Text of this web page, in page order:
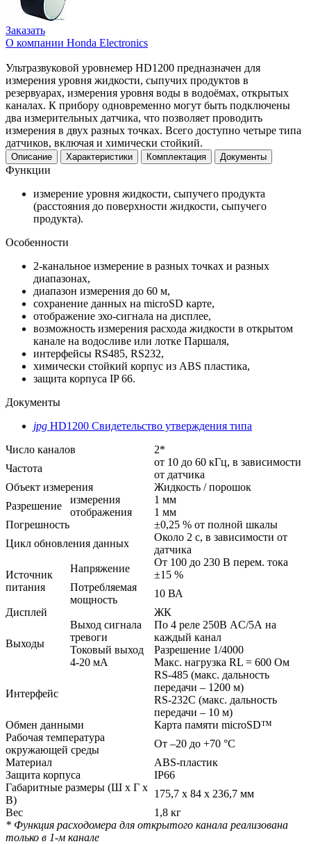
Заказать
О компании Honda Electronics
Ультразвуковой уровнемер HD1200 предназначен для
измерения уровня жидкости, сыпучих продуктов в
резервуарах, измерения уровня воды в водоёмах, открытых
каналах. К прибору одновременно могут быть подключены
два измерительных датчика, что позволяет проводить
измерения в двух разных точках. Всего доступно четыре типа
датчиков, включая и химически стойкий.
Описание Характеристики Комплектация Документы
Функции
измерение уровня жидкости, сыпучего продукта
(расстояния до поверхности жидкости, сыпучего
продукта).
Особенности
2-канальное измерение в разных точках и разных
диапазонах,
диапазон измерения до 60 м,
сохранение данных на microSD карте,
отображение эхо-сигнала на дисплее,
возможность измерения расхода жидкости в открытом
канале на водосливе или лотке Паршаля,
интерфейсы RS485, RS232,
химически стойкий корпус из ABS пластика,
защита корпуса IP 66.
Документы
jpg HD1200 Свидетельство утверждения типа
Число каналов
2*
Частота
от 10 до 60 кГц, в зависимости
от датчика
Объект измерения
Жидкость / порошок
Разрешение
измерения
1 мм
отображения
1 мм
Погрешность
±0,25 % от полной шкалы
Цикл обновления данных
Около 2 с, в зависимости от
датчика
Источник
питания
Напряжение
От 100 до 230 В перем. тока
±15 %
Потребляемая
мощность
10 ВА
Дисплей
ЖК
Выходы
Выход сигнала
тревоги
По 4 реле 250В AC/5А на
каждый канал
Токовый выход
4-20 мА
Разрешение 1/4000
Макс. нагрузка RL = 600 Ом
Интерфейс
RS-485 (макс. дальность
передачи – 1200 м)
RS-232C (макс. дальность
передачи – 10 м)
Обмен данными
Карта памяти microSD™
Рабочая температура
окружающей среды
От –20 до +70 °C
Материал
АBS-пластик
Защита корпуса
IP66
Габаритные размеры (Ш x Г x
В)
175,7 x 84 x 236,7 мм
Вес
1,8 кг
* Функция расходомера для открытого канала реализована
только в 1-м канале